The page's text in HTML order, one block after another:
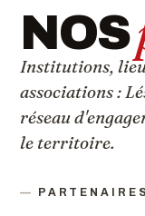
NOS
Institutions,
associations :
réseau
le territoire.